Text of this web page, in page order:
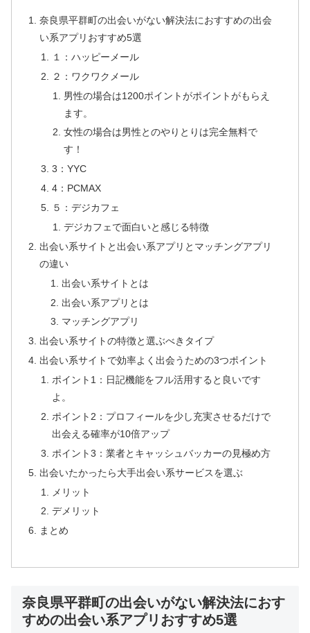
奈良県平群町の出会いがない解決法におすすめの出会
い系アプリおすすめ5選
１：ハッピーメール
２：ワクワクメール
男性の場合は1200ポイントがポイントがもらえ
ます。
女性の場合は男性とのやりとりは完全無料で
す！
3：YYC
4：PCMAX
５：デジカフェ
デジカフェで面白いと感じる特徴
出会い系サイトと出会い系アプリとマッチングアプリ
の違い
出会い系サイトとは
出会い系アプリとは
マッチングアプリ
出会い系サイトの特徴と選ぶべきタイプ
出会い系サイトで効率よく出会うための3つポイント
ポイント1：日記機能をフル活用すると良いです
よ。
ポイント2：プロフィールを少し充実させるだけで
出会える確率が10倍アップ
ポイント3：業者とキャッシュバッカーの見極め方
出会いたかったら大手出会い系サービスを選ぶ
メリット
デメリット
まとめ
奈良県平群町の出会いがない解決法におす
すめの出会い系アプリおすすめ5選